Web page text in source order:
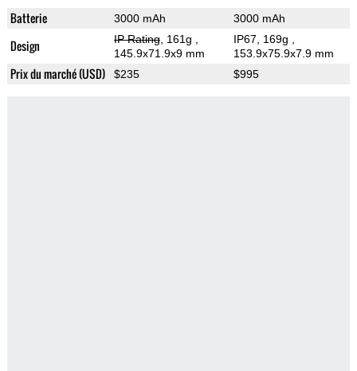
Batterie 3000 mAh 3000 mAh
Design IP Rating, 161g
145.9x71.9x9 mm
IP67, 169g
153.9x75.9x7.9 mm
Prix du marché (USD) $235 $995